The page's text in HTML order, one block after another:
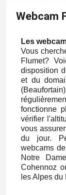
Webcam
Les
Vous
Flumet?
disposition
et du
fonctionne
vérifier
vous
du jour.
webcams
Notre
Cohennoz
les Alpes du